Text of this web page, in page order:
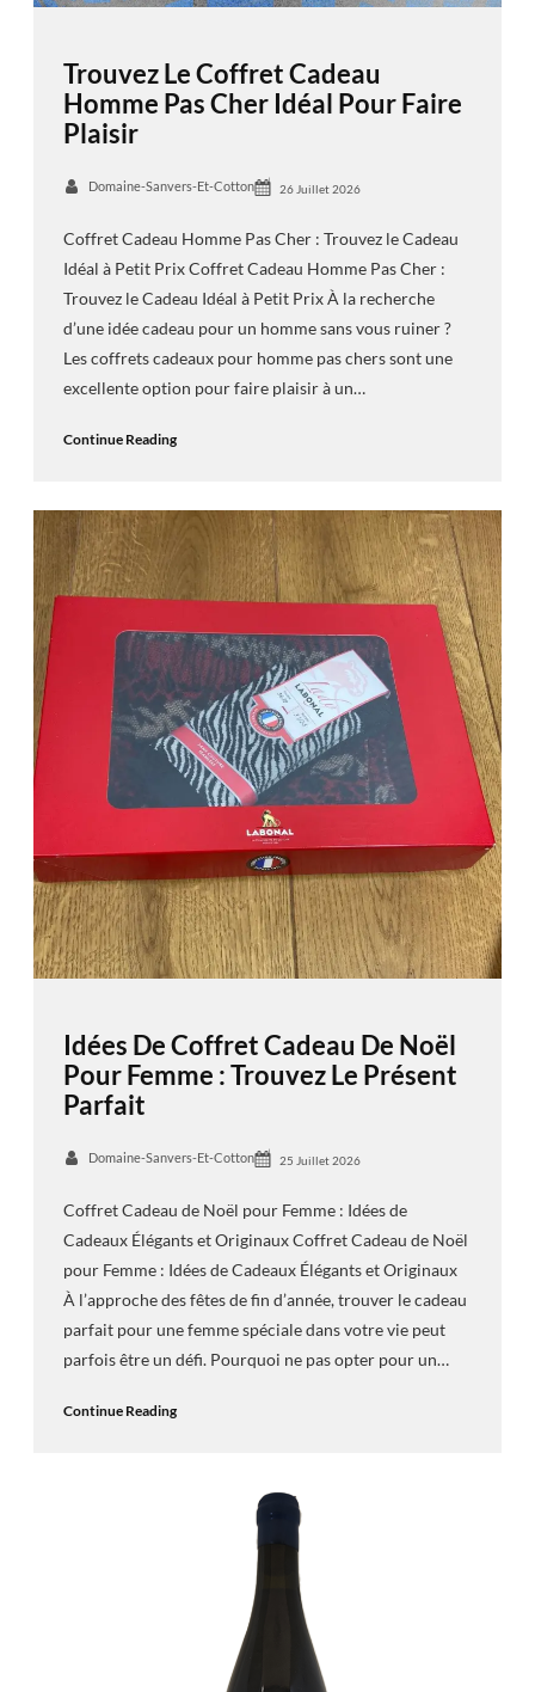
Trouvez Le Coffret Cadeau
Homme Pas Cher Idéal Pour Faire
Plaisir
Domaine-Sanvers-Et-Cotton 26 Juillet 2026
Coffret Cadeau Homme Pas Cher : Trouvez le Cadeau
Idéal à Petit Prix Coffret Cadeau Homme Pas Cher :
Trouvez le Cadeau Idéal à Petit Prix À la recherche
d’une idée cadeau pour un homme sans vous ruiner ?
Les coffrets cadeaux pour homme pas chers sont une
excellente option pour faire plaisir à un…
Continue Reading
Idées De Coffret Cadeau De Noël
Pour Femme : Trouvez Le Présent
Parfait
Domaine-Sanvers-Et-Cotton 25 Juillet 2026
Coffret Cadeau de Noël pour Femme : Idées de
Cadeaux Élégants et Originaux Coffret Cadeau de Noël
pour Femme : Idées de Cadeaux Élégants et Originaux
À l’approche des fêtes de fin d’année, trouver le cadeau
parfait pour une femme spéciale dans votre vie peut
parfois être un défi. Pourquoi ne pas opter pour un…
Continue Reading